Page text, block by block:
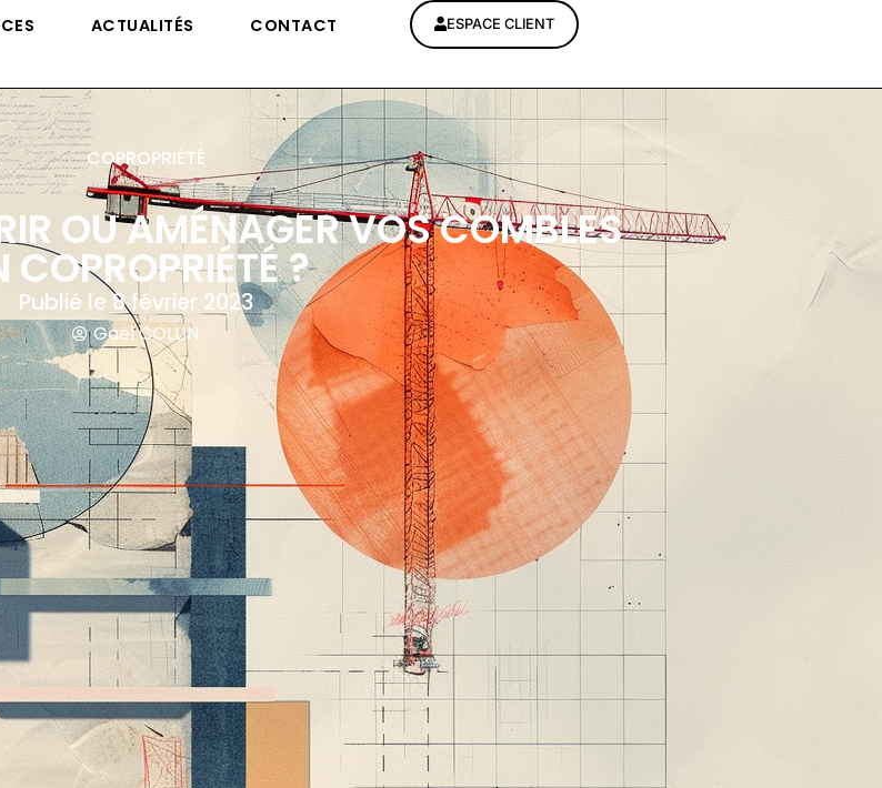
ACTUALITÉS CONTACT ESPACE CLIENT
COPROPRIÉTÉ
OU AMÉNAGER VOS COMBLES
COPROPRIÉTÉ ?
Publié le 8 février 2023
Gaël COLLIN